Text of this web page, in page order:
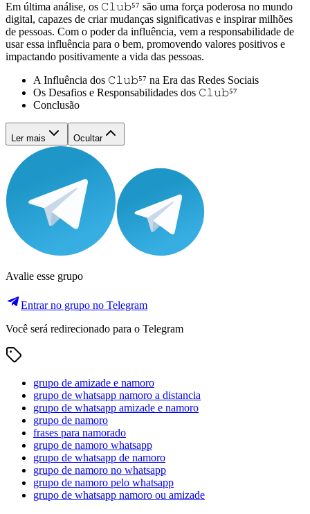
Em última análise, os 𝙲𝚕𝚞𝚋⁵⁷ são uma força poderosa no mundo
digital, capazes de criar mudanças significativas e inspirar milhões
de pessoas. Com o poder da influência, vem a responsabilidade de
usar essa influência para o bem, promovendo valores positivos e
impactando positivamente a vida das pessoas.
A Influência dos 𝙲𝚕𝚞𝚋⁵⁷ na Era das Redes Sociais
Os Desafios e Responsabilidades dos 𝙲𝚕𝚞𝚋⁵⁷
Conclusão
Ler mais Ocultar
Avalie esse grupo
Entrar no grupo no Telegram
Você será redirecionado para o Telegram
grupo de amizade e namoro
grupo de whatsapp namoro a distancia
grupo de whatsapp amizade e namoro
grupo de namoro
frases para namorado
grupo de namoro whatsapp
grupo de whatsapp de namoro
grupo de namoro no whatsapp
grupo de namoro pelo whatsapp
grupo de whatsapp namoro ou amizade